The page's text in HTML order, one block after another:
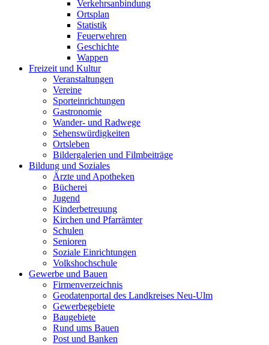
Verkehrsanbindung
Ortsplan
Statistik
Feuerwehren
Geschichte
Wappen
Freizeit und Kultur
Veranstaltungen
Vereine
Sporteinrichtungen
Gastronomie
Wander- und Radwege
Sehenswürdigkeiten
Ortsleben
Bildergalerien und Filmbeiträge
Bildung und Soziales
Ärzte und Apotheken
Bücherei
Jugend
Kinderbetreuung
Kirchen und Pfarrämter
Schulen
Senioren
Soziale Einrichtungen
Volkshochschule
Gewerbe und Bauen
Firmenverzeichnis
Geodatenportal des Landkreises Neu-Ulm
Gewerbegebiete
Baugebiete
Rund ums Bauen
Post und Banken